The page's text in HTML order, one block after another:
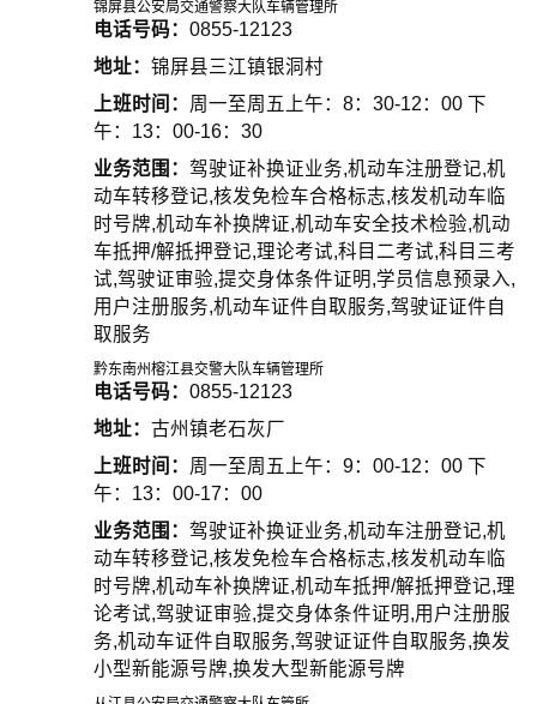
锦屏县公安局交通警察大队车辆管理所
电话号码： 0855-12123
地址： 锦屏县三江镇银洞村
上班时间： 周一至周五上午：8：30-12：00 下
午：13：00-16：30
业务范围： 驾驶证补换证业务,机动车注册登记,机
动车转移登记,核发免检车合格标志,核发机动车临
时号牌,机动车补换牌证,机动车安全技术检验,机动
车抵押/解抵押登记,理论考试,科目二考试,科目三考
试,驾驶证审验,提交身体条件证明,学员信息预录入,
用户注册服务,机动车证件自取服务,驾驶证证件自
取服务
黔东南州榕江县交警大队车辆管理所
电话号码： 0855-12123
地址： 古州镇老石灰厂
上班时间： 周一至周五上午：9：00-12：00 下
午：13：00-17：00
业务范围： 驾驶证补换证业务,机动车注册登记,机
动车转移登记,核发免检车合格标志,核发机动车临
时号牌,机动车补换牌证,机动车抵押/解抵押登记,理
论考试,驾驶证审验,提交身体条件证明,用户注册服
务,机动车证件自取服务,驾驶证证件自取服务,换发
小型新能源号牌,换发大型新能源号牌